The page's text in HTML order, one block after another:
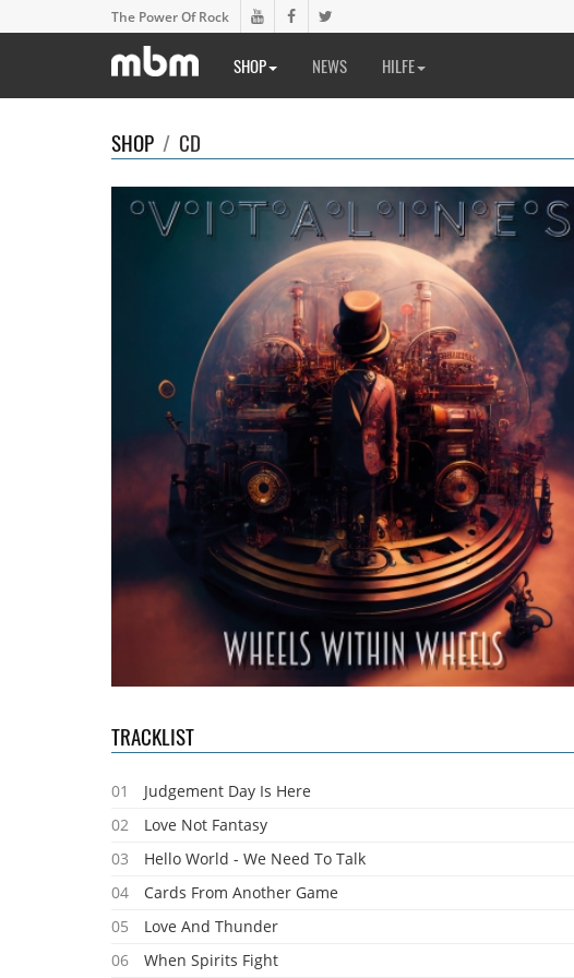
The Power Of Rock
SHOP NEWS HILFE
SHOP / CD
TRACKLIST
01
Judgement Day Is Here
02
Love Not Fantasy
03
Hello World - We Need To Talk
04
Cards From Another Game
05
Love And Thunder
06
When Spirits Fight